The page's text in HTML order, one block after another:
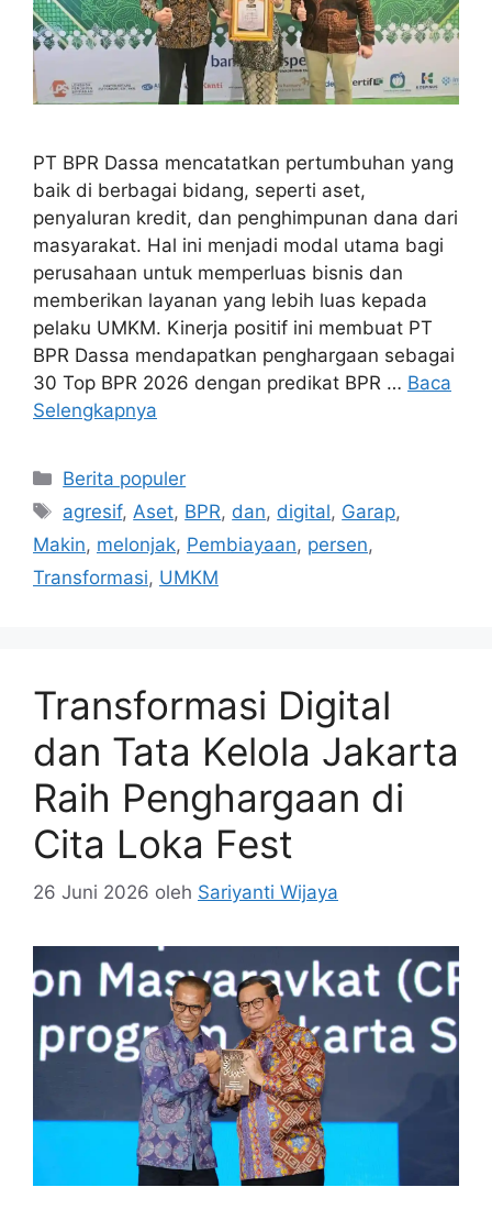
PT BPR Dassa mencatatkan pertumbuhan yang
baik di berbagai bidang, seperti aset,
penyaluran kredit, dan penghimpunan dana dari
masyarakat. Hal ini menjadi modal utama bagi
perusahaan untuk memperluas bisnis dan
memberikan layanan yang lebih luas kepada
pelaku UMKM. Kinerja positif ini membuat PT
BPR Dassa mendapatkan penghargaan sebagai
30 Top BPR 2026 dengan predikat BPR … Baca
Selengkapnya
Kategori
Berita populer
Tag
agresif, Aset, BPR, dan, digital, Garap,
Makin, melonjak, Pembiayaan, persen,
Transformasi, UMKM
Transformasi Digital
dan Tata Kelola Jakarta
Raih Penghargaan di
Cita Loka Fest
26 Juni 2026 oleh Sariyanti Wijaya